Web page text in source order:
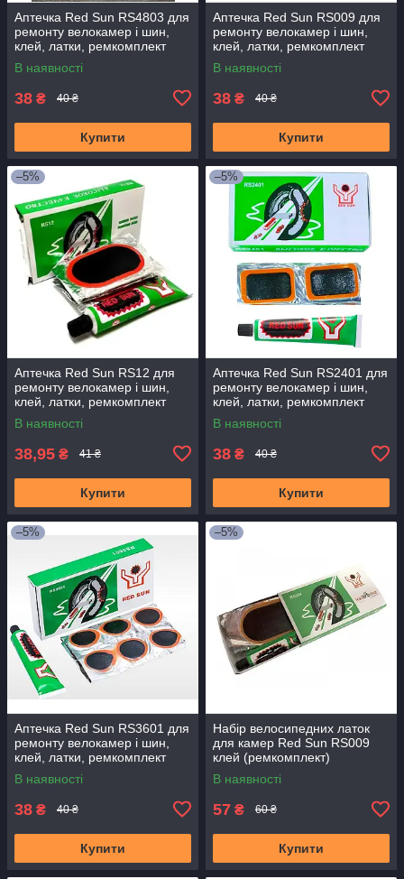
Аптечка Red Sun RS4803 для
ремонту велокамер і шин,
клей, латки, ремкомплект
В наявності
38 ₴ 40 ₴
Купити
Аптечка Red Sun RS009 для
ремонту велокамер і шин,
клей, латки, ремкомплект
В наявності
38 ₴ 40 ₴
Купити
–5%
Аптечка Red Sun RS12 для
ремонту велокамер і шин,
клей, латки, ремкомплект
В наявності
38,95 ₴ 41 ₴
Купити
–5%
Аптечка Red Sun RS2401 для
ремонту велокамер і шин,
клей, латки, ремкомплект
В наявності
38 ₴ 40 ₴
Купити
–5%
Аптечка Red Sun RS3601 для
ремонту велокамер і шин,
клей, латки, ремкомплект
В наявності
38 ₴ 40 ₴
Купити
–5%
Набір велосипедних латок
для камер Red Sun RS009
клей (ремкомплект)
В наявності
57 ₴ 60 ₴
Купити